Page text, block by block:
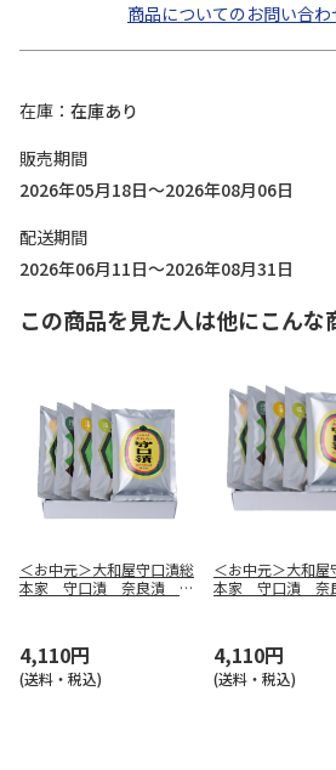
商品についてのお問い合わ
在庫
在庫あり
販売期間
2026年05月18日～2026年08月06日
配送期間
2026年06月11日～2026年08月31日
この商品を見た人は他にこんな
＜お中元＞大和屋守口漬総
本家 守口漬 奈良漬 詰
4,110円
(送料・税込)
＜お中元＞大和屋
本家 守口漬 奈
4,110円
(送料・税込)